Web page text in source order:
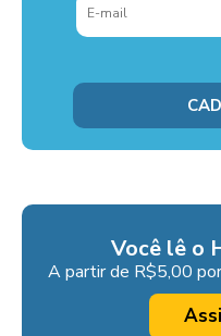
Você lê o
A partir de R$5,00